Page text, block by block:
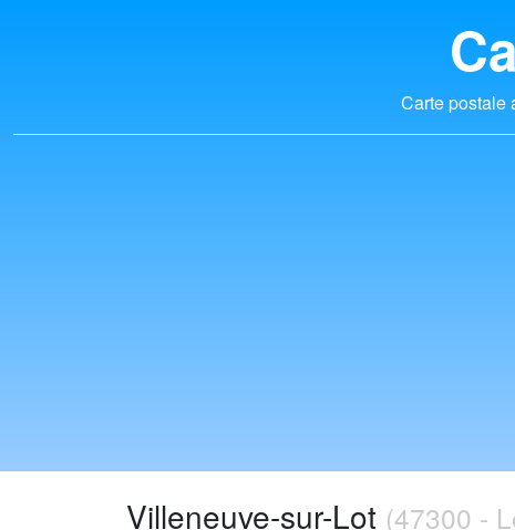
Carte postale
Villeneuve-sur-Lot (47300 -